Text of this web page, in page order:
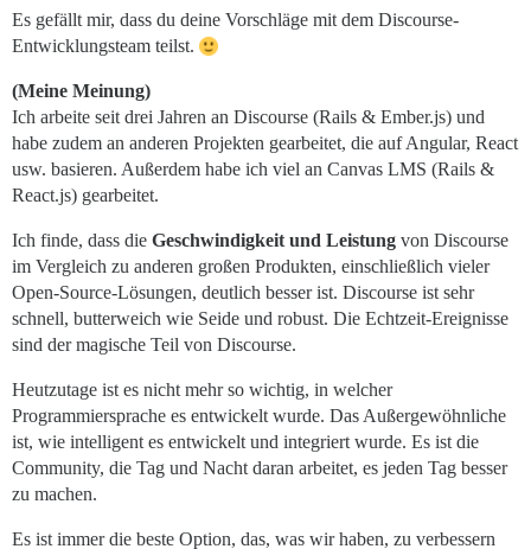
Es gefällt mir, dass du deine Vorschläge mit dem Discourse-
Entwicklungsteam teilst.
(Meine Meinung)
Ich arbeite seit drei Jahren an Discourse (Rails & Ember.js) und
habe zudem an anderen Projekten gearbeitet, die auf Angular, React
usw. basieren. Außerdem habe ich viel an Canvas LMS (Rails &
React.js) gearbeitet.
Ich finde, dass die Geschwindigkeit und Leistung von Discourse
im Vergleich zu anderen großen Produkten, einschließlich vieler
Open-Source-Lösungen, deutlich besser ist. Discourse ist sehr
schnell, butterweich wie Seide und robust. Die Echtzeit-Ereignisse
sind der magische Teil von Discourse.
Heutzutage ist es nicht mehr so wichtig, in welcher
Programmiersprache es entwickelt wurde. Das Außergewöhnliche
ist, wie intelligent es entwickelt und integriert wurde. Es ist die
Community, die Tag und Nacht daran arbeitet, es jeden Tag besser
zu machen.
Es ist immer die beste Option, das, was wir haben, zu verbessern